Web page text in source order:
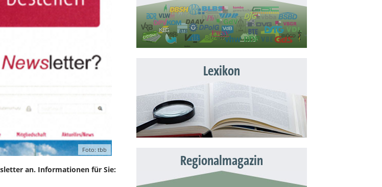
Foto: tbb
an. Informationen für Sie:
Lexikon
Regionalmagazin